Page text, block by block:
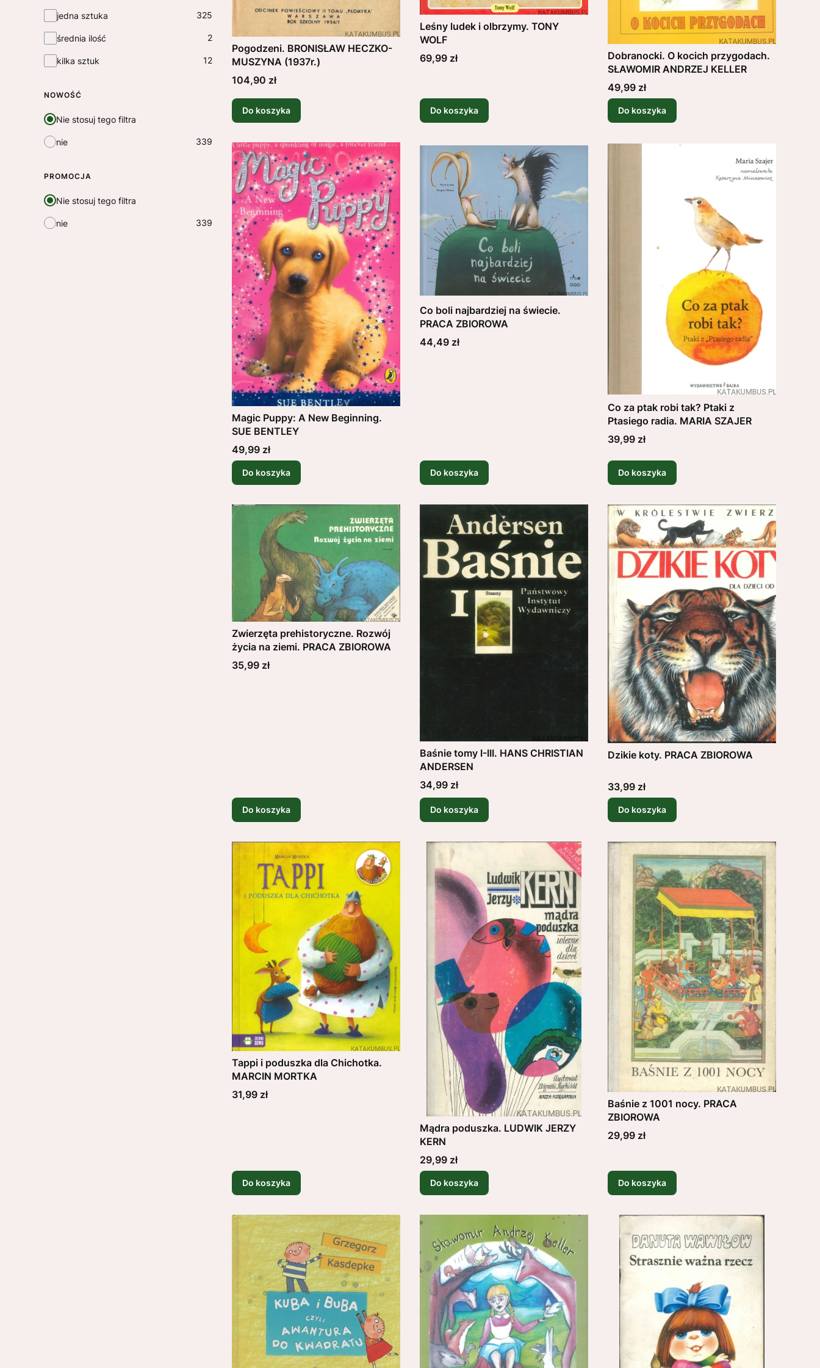
jedna sztuka 325
średnia ilość 2
kilka sztuk 12
NOWOŚĆ
Nie stosuj tego filtra
nie 339
PROMOCJA
Nie stosuj tego filtra
nie 339
Pogodzeni. BRONISŁAW HECZKO-
MUSZYNA (1937r.)
Cena
104,90 zł
Do koszyka
Leśny ludek i olbrzymy. TONY
WOLF
Cena
69,99 zł
Do koszyka
Dobranocki. O kocich przygodach.
SŁAWOMIR ANDRZEJ KELLER
Cena
49,99 zł
Do koszyka
Magic Puppy: A New Beginning.
SUE BENTLEY
Cena
49,99 zł
Do koszyka
Co boli najbardziej na świecie.
PRACA ZBIOROWA
Cena
44,49 zł
Do koszyka
Co za ptak robi tak? Ptaki z
Ptasiego radia. MARIA SZAJER
Cena
39,99 zł
Do koszyka
Zwierzęta prehistoryczne. Rozwój
życia na ziemi. PRACA ZBIOROWA
Cena
35,99 zł
Do koszyka
Baśnie tomy I-III. HANS CHRISTIAN
ANDERSEN
Cena
34,99 zł
Do koszyka
Dzikie koty. PRACA ZBIOROWA
Cena
33,99 zł
Do koszyka
Tappi i poduszka dla Chichotka.
MARCIN MORTKA
Cena
31,99 zł
Do koszyka
Mądra poduszka. LUDWIK JERZY
KERN
Cena
29,99 zł
Do koszyka
Baśnie z 1001 nocy. PRACA
ZBIOROWA
Cena
29,99 zł
Do koszyka